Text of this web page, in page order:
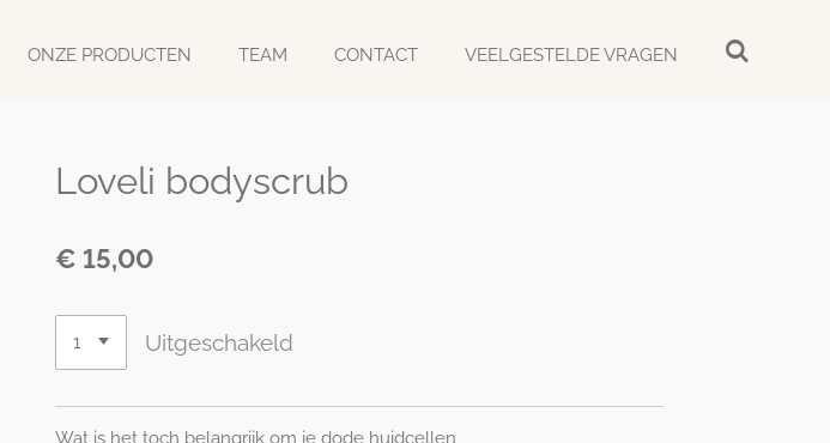
ONZE PRODUCTEN TEAM CONTACT VEELGESTELDE VRAGEN
Loveli bodyscrub
€ 15,00
Uitgeschakeld
Wat is het toch belangrijk om je dode huidcellen